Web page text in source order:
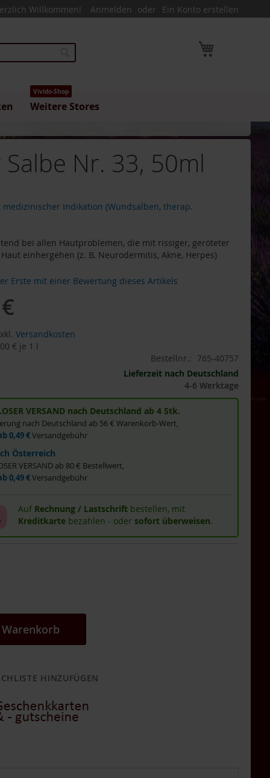
Willkommen! Anmelden Ein Konto erstellen
Weitere Stores
Vivido-Shop
Nr. 33, 50ml
medizinischer Indikation (Wundsalben, therap.
bei allen Hautproblemen, die mit rissiger, geröteter
einhergehen (z. B. Neurodermitis, Akne, Herpes)
Erste mit einer Bewertung dieses Artikels
Versandkosten
€ je 1 l
Bestellnr.:
765-40757
Lieferzeit nach Deutschland
4-6 Werktage
VERSAND nach Deutschland ab 4 Stk.
nach Deutschland ab 56 € Warenkorb-Wert,
0,49 €Versandgebühr
Österreich
VERSAND ab 80 € Bestellwert,
0,49 €Versandgebühr
Auf Rechnung / Lastschrift bestellen, mit
Kreditkarte bezahlen - oder sofort überweisen.
HINZUFÜGEN